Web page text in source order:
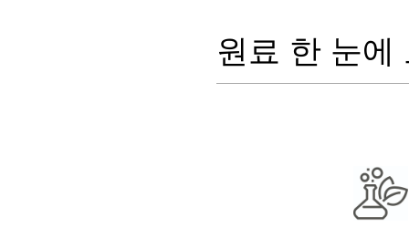
원료 한 눈에